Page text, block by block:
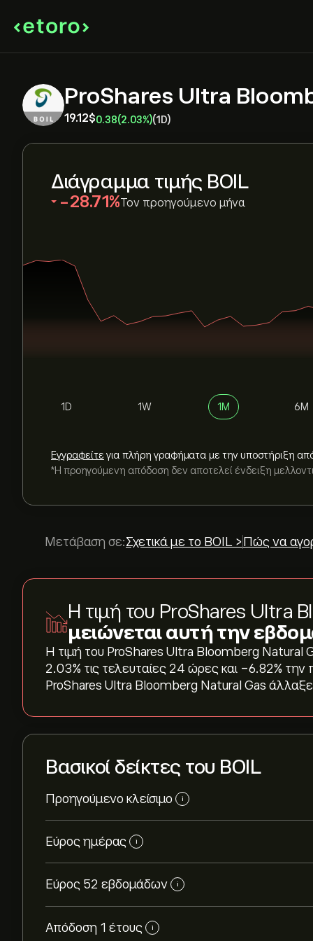
ProShares Ultra
19.12‎$‎0.38(2.03%)(1D)
Διάγραμμα τιμής BOIL
‎-28.71‎ Τον προηγούμενο μήνα
1D 1W 1M 6M
Εγγραφείτε για πλήρη γραφήματα με την υποστήριξη
*Η προηγούμενη απόδοση δεν αποτελεί ένδειξη
Μετάβαση σε:Σχετικά με το BOIL > Πώς να
Η τιμή του ProShares Ultra
μειώνεται αυτή την
Η τιμή του ProShares Ultra Bloomberg Natural
‎2.03‎% τις τελευταίες 24 ώρες και ‎-6.82‎%
ProShares Ultra Bloomberg Natural Gas
Βασικοί δείκτες του BOIL
Προηγούμενο κλείσιμο i
Εύρος ημέρας i
Εύρος 52 εβδομάδων i
Απόδοση 1 έτους i